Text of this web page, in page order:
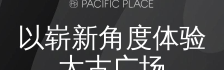
以崭新角度体验